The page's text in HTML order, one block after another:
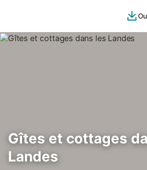
Gîtes et cottages
Landes